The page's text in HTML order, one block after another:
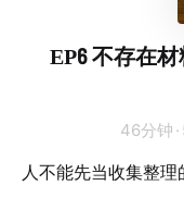
EP6 不存在
46分钟 ·
人不能先当收集整理